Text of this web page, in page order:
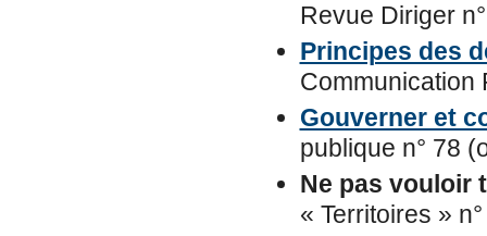
Revue Diriger
Principes des
Communication
Gouverner et
publique n° 78
Ne pas vouloir
« Territoires »